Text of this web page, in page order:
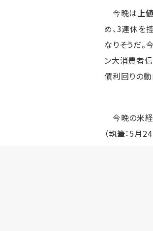
今晩は 上
め、3連休を
なりそうだ
ン大消費者
債利回りの動
今晩の米経
（執筆：5月24